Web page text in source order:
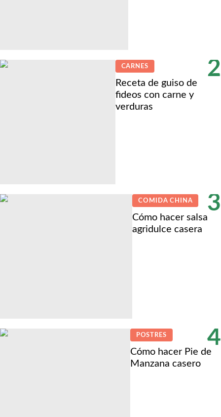
2
CARNES
Receta de guiso de
fideos con carne y
verduras
3
COMIDA CHINA
Cómo hacer salsa
agridulce casera
4
POSTRES
Cómo hacer Pie de
Manzana casero